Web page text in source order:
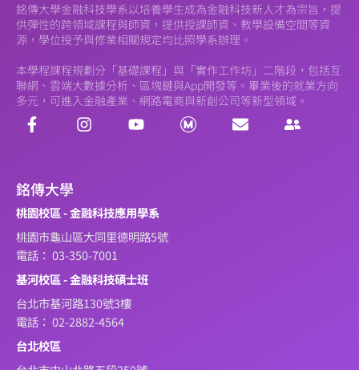
銘傳大學金融科技學系以培養學生成為金融科技新人才為宗旨，提
供彈性的跨領域課程與師資，提供授課師資、教學設備空間等資
源，學位授予與修業相關規定均比照學系辦理。
本學程課程規劃分「基礎課程」與「實作工作坊」二階段，包括互
聯網、雲端大數據分析、區塊鏈與App開發等。畢業後的就業方向
多元，可進入金融產業、網路電商與新創公司等新型領域。
銘傳大學
桃園校區 - 金融科技應用學系
桃園市龜山區大同里德明路5號
電話： 03-350-7001
基河校區 - 金融科技碩士班
台北市基河路130號3樓
電話： 02-2882-4564
台北校區